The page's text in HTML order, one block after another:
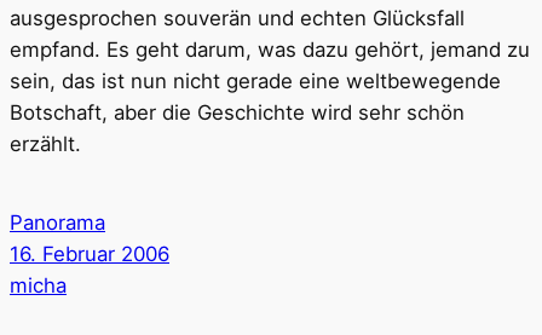
ausgesprochen souverän und echten Glücksfall
empfand. Es geht darum, was dazu gehört, jemand zu
sein, das ist nun nicht gerade eine weltbewegende
Botschaft, aber die Geschichte wird sehr schön
erzählt.
Panorama
16. Februar 2006
micha